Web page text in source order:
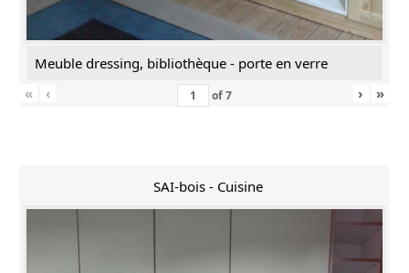
Meuble dressing, bibliothèque - porte en verre
«
‹ of7 › »
SAI-bois - Cuisine